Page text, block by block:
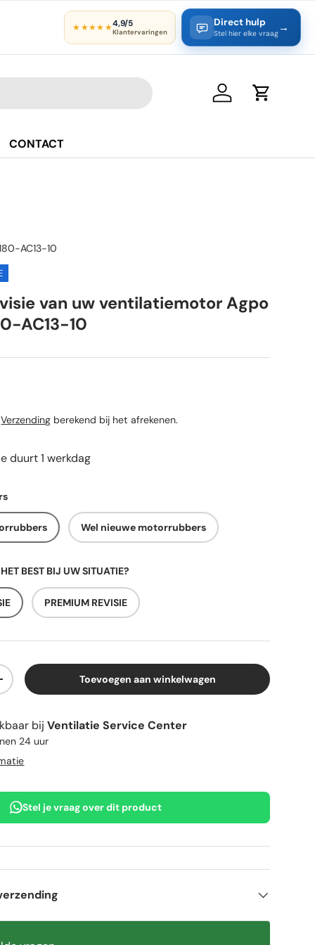
★★★★★4,9/5
Klantervaringen
Direct hulp
Stel hier elke vraag →
Inloggen
CONTACT
AC13-10
van uw ventilatiemotor Agpo
AC13-10
Verzending berekend bij het afrekenen.
duurt 1 werkdag
Wel nieuwe motorrubbers
BEST BIJ UW SITUATIE?
PREMIUM REVISIE
de hoeveelheidToevoegen aan winkelwagen
bijVentilatie Service Center
24 uur
Stel je vraag over dit product